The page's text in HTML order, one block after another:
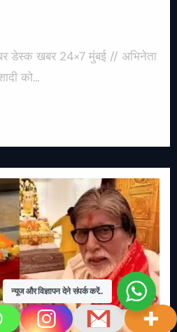
को…
न्यूज और विज्ञापन देने संपर्क करें..